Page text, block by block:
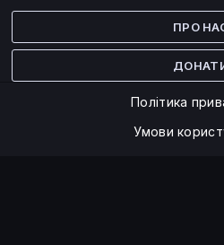
ПРО
Політика
Умови